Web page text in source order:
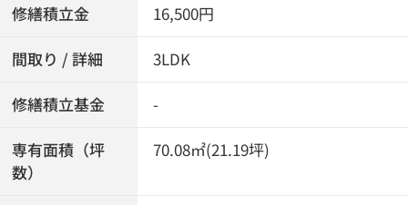
修繕積立金 16,500円
間取り / 詳細 3LDK
修繕積立基金 -
専有面積（坪
数）
70.08㎡(21.19坪)